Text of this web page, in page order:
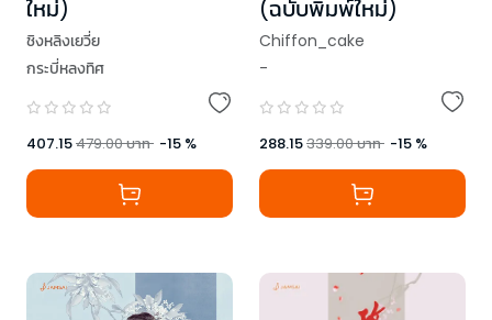
ใหม่)
ชิงหลิงเยวี่ย
กระบี่หลงทิศ
407.15479.00บาท -15 %
(ฉบับพิมพ์ใหม่)
Chiffon_cake
-
288.15339.00บาท -15 %